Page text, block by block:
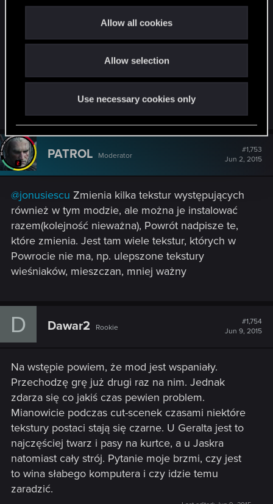
Allow all cookies
Allow selection
Use necessary cookies only
jest on potrzebny?
Co prawda w pierwszym
postacie jest napisane, że można instalować
wszelkie inne modyfikacje, ale wolę się upewnić,
że nie istnieje konflikt gdy Hi-Res Characters
Z góry dzięki za odpowiedź.
PATROL Moderator
#1,753
Jun 2, 2015
@jonusiescu Zmienia kilka tekstur występujących
również w tym modzie, ale można je instalować
razem(kolejność nieważna), Powrót nadpisze te,
które zmienia. Jest tam wiele tekstur, których w
Powrocie nie ma, np. ulepszone tekstury
wieśniaków, mieszczan, mniej ważny
D Dawar2 Rookie
#1,754
Jun 9, 2015
Na wstępie powiem, że mod jest wspaniały.
Przechodzę grę już drugi raz na nim. Jednak
zdarza się co jakiś czas pewien problem.
Mianowicie podczas cut-scenek czasami niektóre
tekstury postaci stają się czarne. U Geralta jest to
najczęściej twarz i pasy na kurtce, a u Jaskra
natomiast cały strój. Pytanie moje brzmi, czy jest
to wina słabego komputera i czy idzie temu
zaradzić.